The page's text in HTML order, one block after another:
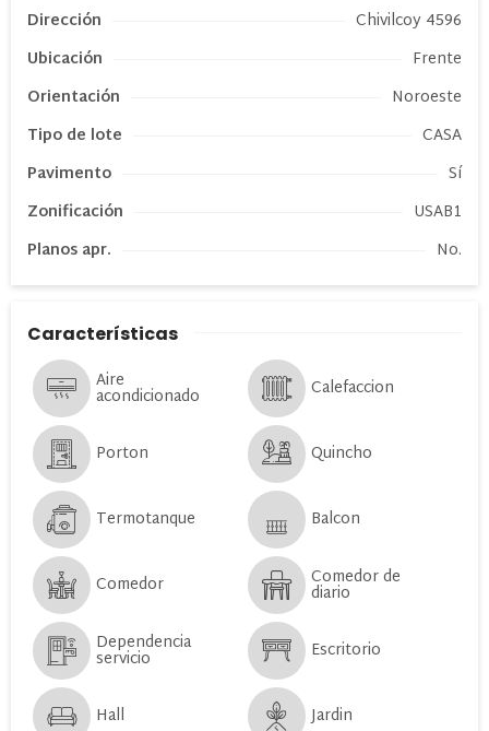
Dirección
Chivilcoy 4596
Ubicación
Frente
Orientación
Noroeste
Tipo de lote
CASA
Pavimento
Sí
Zonificación
USAB1
Planos apr.
No.
Características
Aire
acondicionado Calefaccion
Porton Quincho
Termotanque Balcon
Comedor Comedor de
diario
Dependencia
servicio Escritorio
Hall Jardin